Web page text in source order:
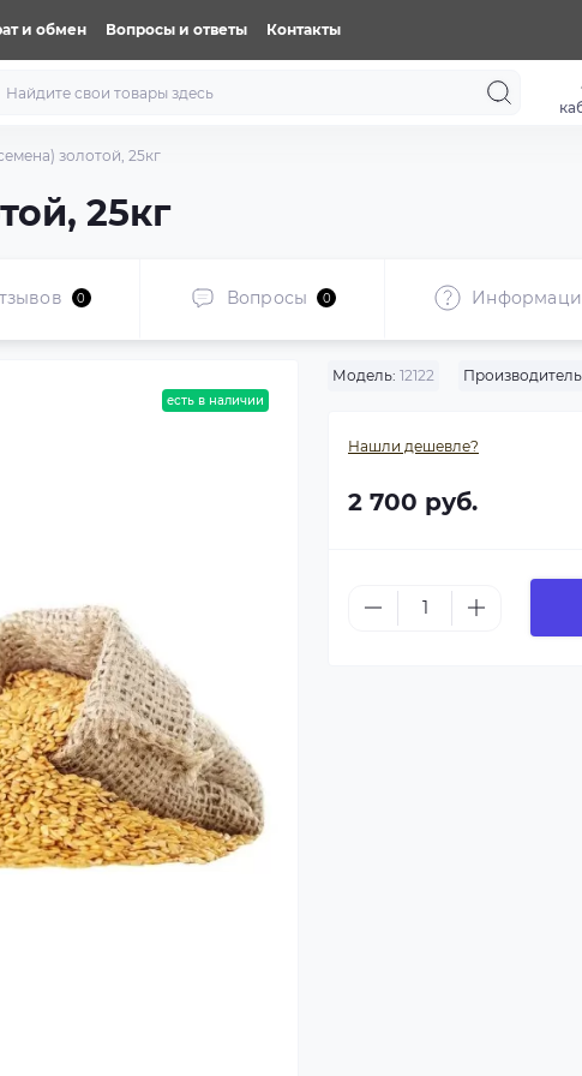
и обмен Вопросы и ответы Контакты
золотой, 25кг
25кг
0 Вопросы 0
есть в наличии
Модель: 12122
Нашли дешевле?
2 700 руб.